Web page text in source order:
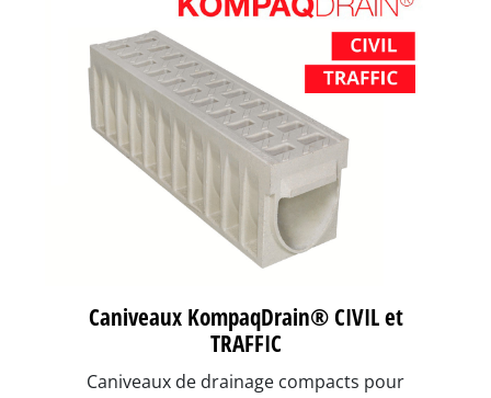
Caniveaux KompaqDrain® CIVIL et
TRAFFIC
Caniveaux de drainage compacts pour